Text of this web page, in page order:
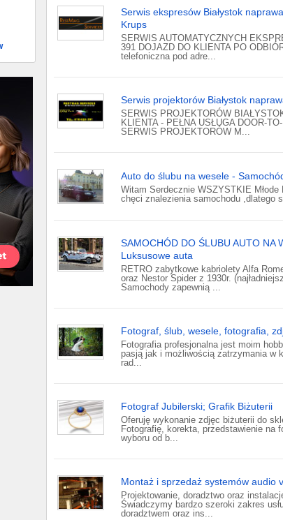
Serwis ekspresów Białystok
Krups
SERWIS AUTOMATYCZNYCH
391 DOJAZD DO KLIENTA PO
telefoniczna pod adre...
Serwis projektorów Białystok
SERWIS PROJEKTORÓW
KLIENTA - PEŁNA USŁUGA DOOR-
SERWIS PROJEKTORÓW M...
Auto do ślubu na wesele -
Witam Serdecznie WSZYSTKIE
chęci znalezienia samochodu ,dlatego
SAMOCHÓD DO ŚLUBU AUTO NA
Luksusowe auta
RETRO zabytkowe kabriolety Alfa
oraz Nestor Spider z 1930r.
Samochody zapewnią ...
Fotograf, ślub, wesele, fotografia,
Fotografia profesjonalna jest moim
pasją jak i możliwością zatrzymania w
rad...
Fotograf Jubilerski; Grafik Biżuterii
Oferuję wykonanie zdjęc biżuterii do
Fotografię, korekta, przedstawienie na
wyboru od b...
Montaż i sprzedaż systemów audio
Projektowanie, doradztwo oraz
Świadczymy bardzo szeroki zakres
doradztwem oraz ins...